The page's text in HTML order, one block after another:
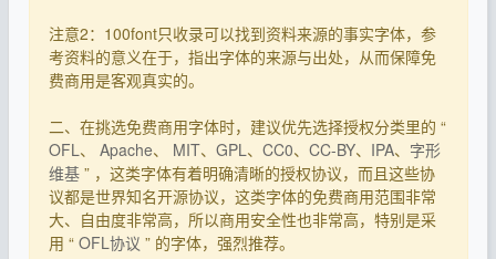
注意2：100font只收录可以找到资料来源的事实字体，参
考资料的意义在于，指出字体的来源与出处，从而保障免
费商用是客观真实的。
二、在挑选免费商用字体时，建议优先选择授权分类里的 “
OFL、 Apache、 MIT、 GPL、 CC0、 CC-BY、 IPA、 字形
维基 ” ，这类字体有着明确清晰的授权协议，而且这些协
议都是世界知名开源协议，这类字体的免费商用范围非常
大、自由度非常高，所以商用安全性也非常高，特别是采
用 “ OFL协议 ” 的字体，强烈推荐。